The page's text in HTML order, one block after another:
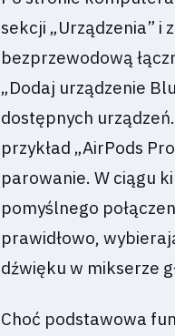
sekcji „Urządzenia” i
bezprzewodową
„Dodaj urządzenie
dostępnych
przykład „AirPods
parowanie. W ciągu
pomyślnego
prawidłowo,
dźwięku w mikserze
Choć podstawowa